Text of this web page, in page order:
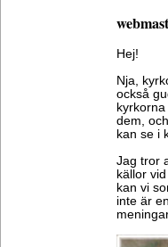
Hej!
Nja,
också
dem,
kan se i
Jag tror
källor
kan vi
inte är